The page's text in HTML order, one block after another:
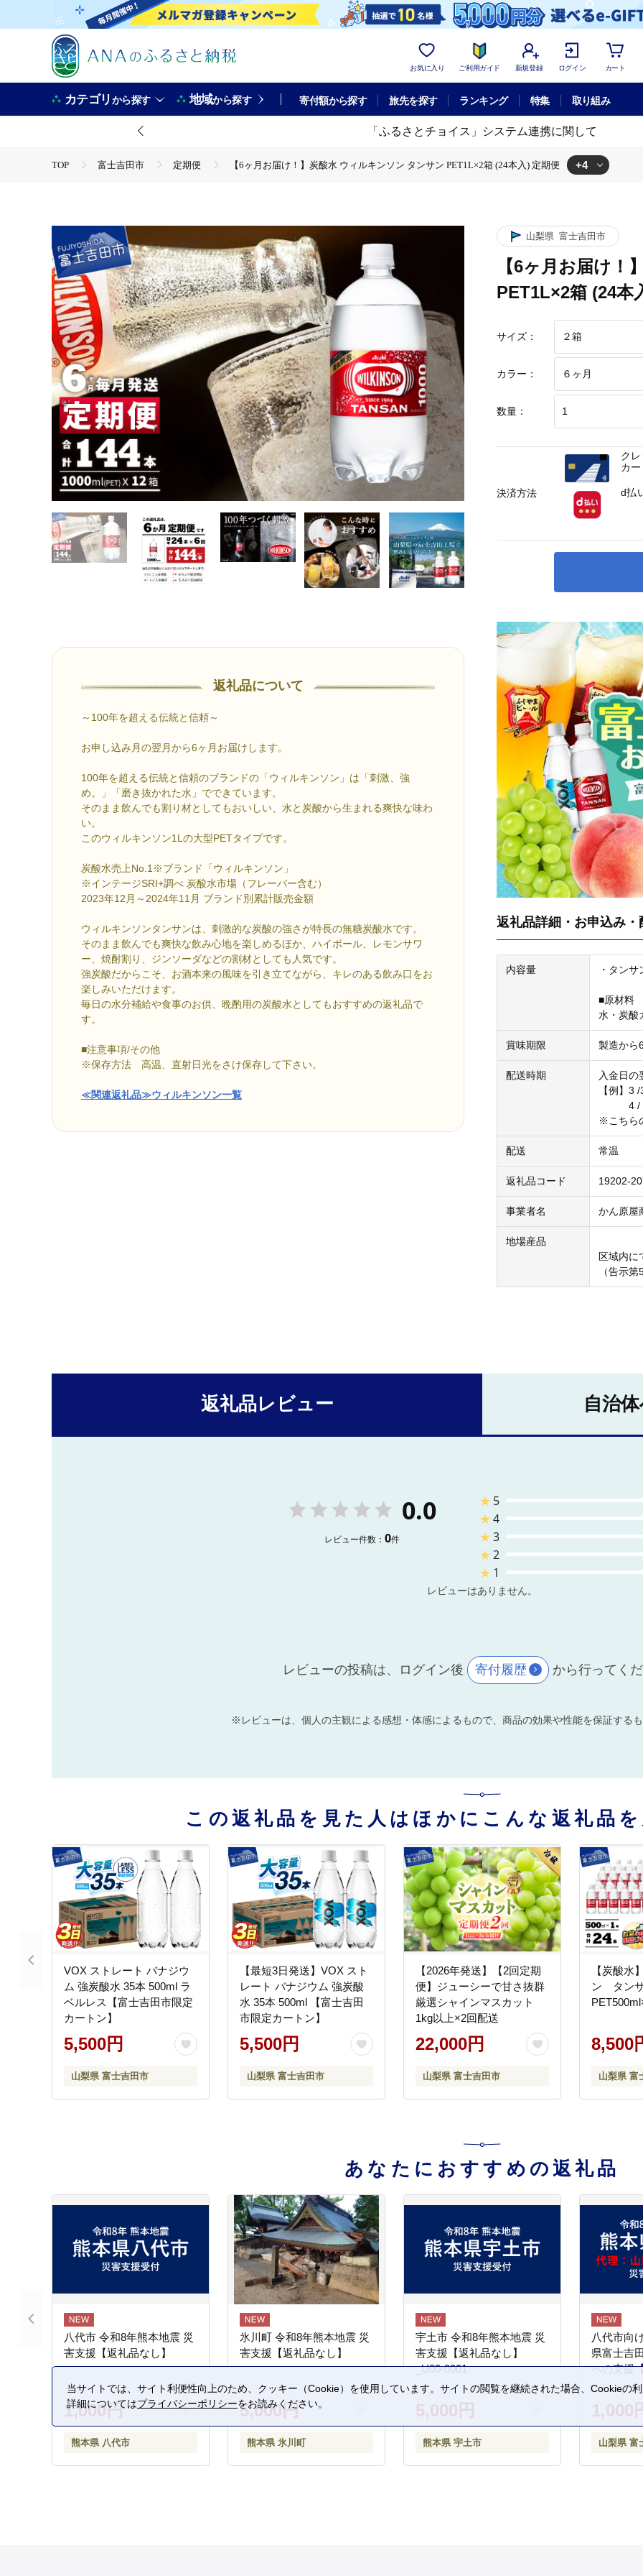
お気に入り ご利用ガイド 新規登録 ログイン カート
カテゴリから探す 地域から探す 寄付額から探す 旅先を探す ランキング 特集 取り組み
「ふるさとチョイス」システム連携に関して
TOP 富士吉田市 定期便 【6ヶ月お届け！】炭酸水 ウィルキンソン タンサン PET1L×2箱 (24本入) 定期便 +4
返礼品について
～100年を超える伝統と信頼～
お申し込み月の翌月から6ヶ月お届けします。
100年を超える伝統と信頼のブランドの「ウィルキンソン」は「刺激、強
め。」「磨き抜かれた水」でできています。
そのまま飲んでも割り材としてもおいしい、水と炭酸から生まれる爽快な味わ
い。
このウィルキンソン1Lの大型PETタイプです。
炭酸水売上No.1※ブランド「ウィルキンソン」
※インテージSRI+調べ 炭酸水市場（フレーバー含む）
2023年12月～2024年11月 ブランド別累計販売金額
ウィルキンソンタンサンは、刺激的な炭酸の強さが特長の無糖炭酸水です。
そのまま飲んでも爽快な飲み心地を楽しめるほか、ハイボール、レモンサワ
ー、焼酎割り、ジンソーダなどの割材としても人気です。
強炭酸だからこそ、お酒本来の風味を引き立てながら、キレのある飲み口をお
楽しみいただけます。
毎日の水分補給や食事のお供、晩酌用の炭酸水としてもおすすめの返礼品で
す。
■注意事項/その他
※保存方法 高温、直射日光をさけ保存して下さい。
≪関連返礼品≫ウィルキンソン一覧
山梨県 富士吉田市
【6ヶ月お届け
PET1L×2箱 (24本
サイズ：
カラー：
数量：
返礼品詳細・お申込み・
内容量 ・タン
■原材料
水・炭酸
賞味期限 製造から
配送時期
入金日の
【例】3
4 / 1ご
※こちら
配送 常温
返礼品コード 19202-
事業者名 かん原屋
地場産品
区域内に
（告示
決済方法
ク
カ
d払
返礼品レビュー 自治
0.0
レビュー件数： 0件
★ 5
★4
★3
★2
★ 1
レビューはありません。
レビューの投稿は、ログイン後 寄付履歴 から行ってく
※レビューは、個人の主観による感想・体感によるもので、商品の効果や性能を保証する
この返礼品を見た人はほかにこんな返礼品
VOX ストレート バナジウ
ム 強炭酸水 35本 500ml ラ
ベルレス【富士吉田市限定
カートン】
5,500円
山梨県 富士吉田市
【最短3日発送】VOX スト
レート バナジウム 強炭酸
水 35本 500ml 【富士吉田
市限定カートン】
5,500円
山梨県 富士吉田市
【2026年発送】【2回定期
便】ジューシーで甘さ抜群
厳選シャインマスカット
1kg以上×2回配送
22,000円
山梨県 富士吉田市
【炭酸水
ン タン
8,500
山梨県 富
あなたにおすすめの返礼品
八代市 令和8年熊本地震 災
害支援【返礼品なし】
1,000円
熊本県 八代市
氷川町 令和8年熊本地震 災
害支援【返礼品なし】
5,000円
熊本県 氷川町
宇土市 令和8年熊本地震 災
害支援【返礼品なし】
_U00-0001
5,000円
熊本県 宇土市
八代市向
県富士吉
への支援
1,000
山梨県 富
当サイトでは、サイト利便性向上のため、クッキー（Cookie）を使用しています。サイトの閲覧を継続された場合、Cookieの
詳細についてはプライバシーポリシーをお読みください。